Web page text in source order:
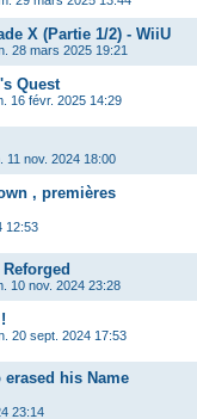
X (Partie 1/2) - WiiU
28 mars 2025 19:21
Quest
16 févr. 2025 14:29
11 nov. 2024 18:00
, premières
12:53
10 nov. 2024 23:28
20 sept. 2024 17:53
erased his Name
23:14